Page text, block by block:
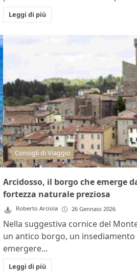
Leggi di più
Consigli di Viaggio
Arcidosso, il borgo che emerge
fortezza naturale preziosa
Roberto Arciola 26 Gennaio 2026
Nella suggestiva cornice del
un antico borgo, un insediamento
emergere...
Leggi di più